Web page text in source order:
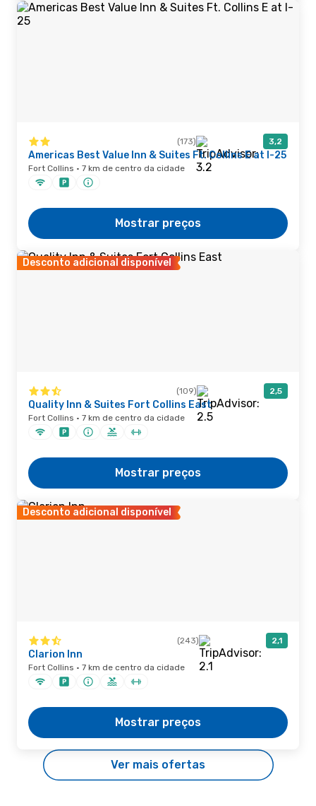
(173) 3,2
Americas Best Value Inn & Suites Ft. Collins E at I-25
Fort Collins · 7 km de centro da cidade
Mostrar preços
Desconto adicional disponível
(109) 2,5
Quality Inn & Suites Fort Collins East
Fort Collins · 7 km de centro da cidade
Mostrar preços
Desconto adicional disponível
(243) 2,1
Clarion Inn
Fort Collins · 7 km de centro da cidade
Mostrar preços
Ver mais ofertas